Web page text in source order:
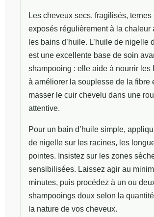
Les cheveux secs, fragilisés, ternes
exposés régulièrement à la chaleur
les bains d’huile. L’huile de nigelle
est une excellente base de soin
shampooing : elle aide à nourrir les
à améliorer la souplesse de la fibre
masser le cuir chevelu dans une
attentive.
Pour un bain d’huile simple,
de nigelle sur les racines, les
pointes. Insistez sur les zones
sensibilisées. Laissez agir au
minutes, puis procédez à un ou
shampooings doux selon la
la nature de vos cheveux.